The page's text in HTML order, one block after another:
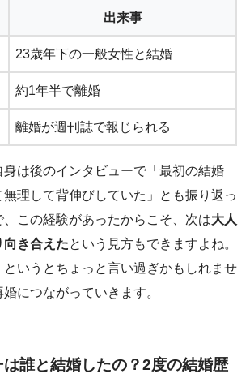
出来事
23歳年下の一般女性と結婚
約1年半で離婚
離婚が週刊誌で報じられる
身は後のインタビューで「最初の結婚
理して背伸びしていた」とも振り返っ
この経験があったからこそ、次は大人
き合えたという見方もできますよね。
というとちょっと言い過ぎかもしれませ
につながっていきます。
誰と結婚したの？2度の結婚歴